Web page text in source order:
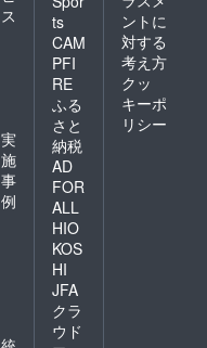
ス
実
施
事
例
ts
CAM
PFI
RE
ふる
さと
納税
AD
FOR
ALL
HIO
KOS
HI
JFA
クラ
ウド
ントに
対する
考え方
クッ
キーポ
リシー